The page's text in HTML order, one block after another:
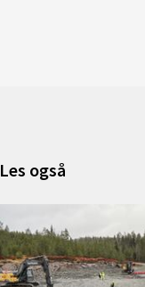
Les også